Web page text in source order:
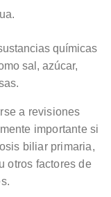
químicas
sal, azúcar,
a revisiones
importante si
biliar primaria,
otros factores de